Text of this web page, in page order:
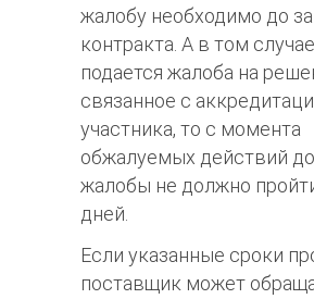
жалобу необходимо до
контракта. А в том
подается жалоба на
связанное с
участника, то с момента
обжалуемых действий
жалобы не должно
дней.
Если указанные сроки
поставщик может